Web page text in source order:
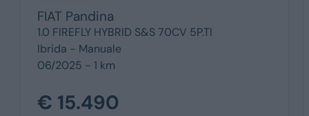
FIAT Pandina
1.0 FIREFLY HYBRID S&S 70CV 5P.TI
Ibrida - Manuale
06/2025 - 1 km
€ 15.490